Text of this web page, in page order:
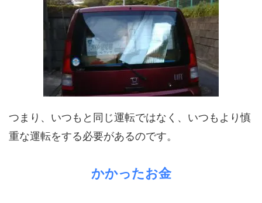
つまり、いつもと同じ運転ではなく、いつもより慎
重な運転をする必要があるのです。
かかったお金